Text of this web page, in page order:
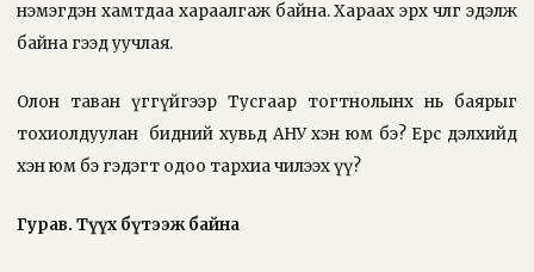
нэмэгдэн хамтдаа хараалгаж байна. Хараах эрх чөлөгөө эдэлж
байна гээд уучлая.
Олон таван үггүйгээр Тусгаар тогтнолынх нь баярыг
тохиолдуулан бидний хувьд АНУ хэн юм бэ? Ерөөсөө дэлхийд
хэн юм бэ гэдэгт одоо тархиа чилээх үү?
Гурав. Түүх бүтээж байна